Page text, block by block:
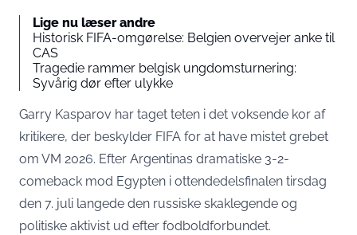
Lige nu læser andre
Historisk FIFA-omgørelse: Belgien overvejer anke til
CAS
Tragedie rammer belgisk ungdomsturnering:
Syvårig dør efter ulykke
Garry Kasparov har taget teten i det voksende kor af
kritikere, der beskylder FIFA for at have mistet grebet
om VM 2026. Efter Argentinas dramatiske 3-2-
comeback mod Egypten i ottendedelsfinalen tirsdag
den 7. juli langede den russiske skaklegende og
politiske aktivist ud efter fodboldforbundet.